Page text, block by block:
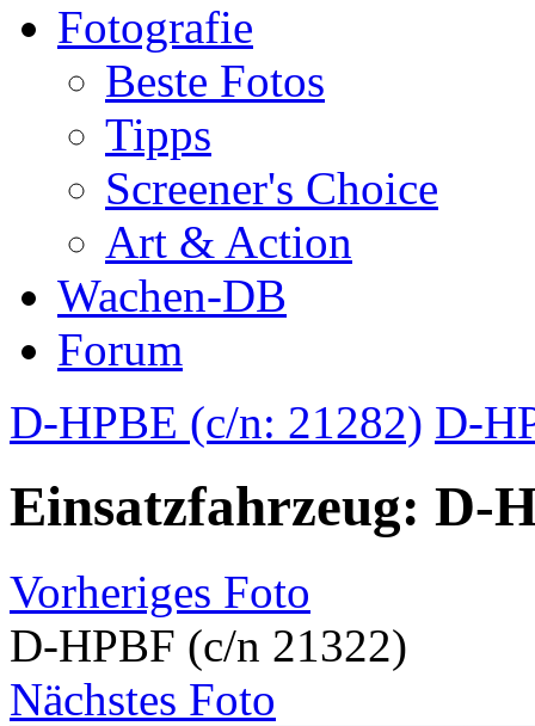
Fotografie
Beste Fotos
Tipps
Screener's Choice
Art & Action
Wachen-DB
Forum
D-HPBE (c/n: 21282) D-
Einsatzfahrzeug: D-
Vorheriges Foto
D-HPBF (c/n 21322)
Nächstes Foto